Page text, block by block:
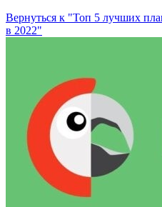
Вернуться к "Топ 5 лучших
в 2022"